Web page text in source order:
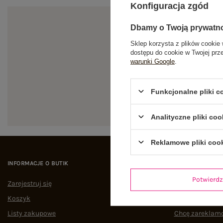
INFORMACJE O BUTIK
Zarejestruj się
Koszyk
Listy zakupowe
Status
Chcę
Konfiguracja zgód
Dbamy o Twoją
Sklep korzysta z plików cookie
dostępu do cookie w Twojej
warunki Google
Funkcjonalne pliki
Analityczne pliki
Reklamowe pliki